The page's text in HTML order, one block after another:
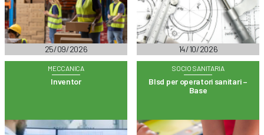
25/09/2026 14/10/2026
MECCANICA
Inventor
SOCIO SANITARIA
Blsd per operatori sanitari –
Base